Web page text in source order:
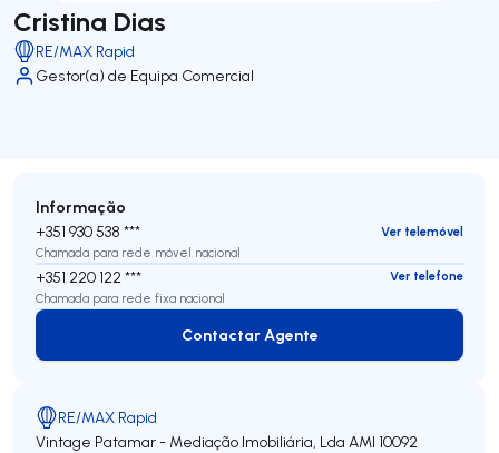
Cristina Dias
RE/MAX Rapid
Gestor(a) de Equipa Comercial
Informação
+351 930 538 ***
Ver telemóvel
Chamada para rede móvel nacional
+351 220 122 ***
Ver telefone
Chamada para rede fixa nacional
Contactar Agente
Contactar Agente
RE/MAX Rapid
Vintage Patamar - Mediação Imobiliária, Lda AMI 10092